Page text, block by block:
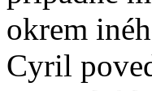
okrem
Cyril